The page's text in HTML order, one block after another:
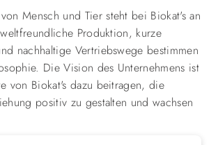
Mensch und Tier steht bei Biokat's an
Produktion, kurze
nachhaltige Vertriebswege bestimmen
Die Vision des Unternehmens ist
von Biokat's dazu beitragen, die
positiv zu gestalten und wachsen